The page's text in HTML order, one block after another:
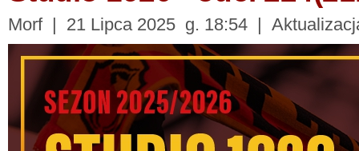
Morf | 21 Lipca 2025 g. 18:54 |